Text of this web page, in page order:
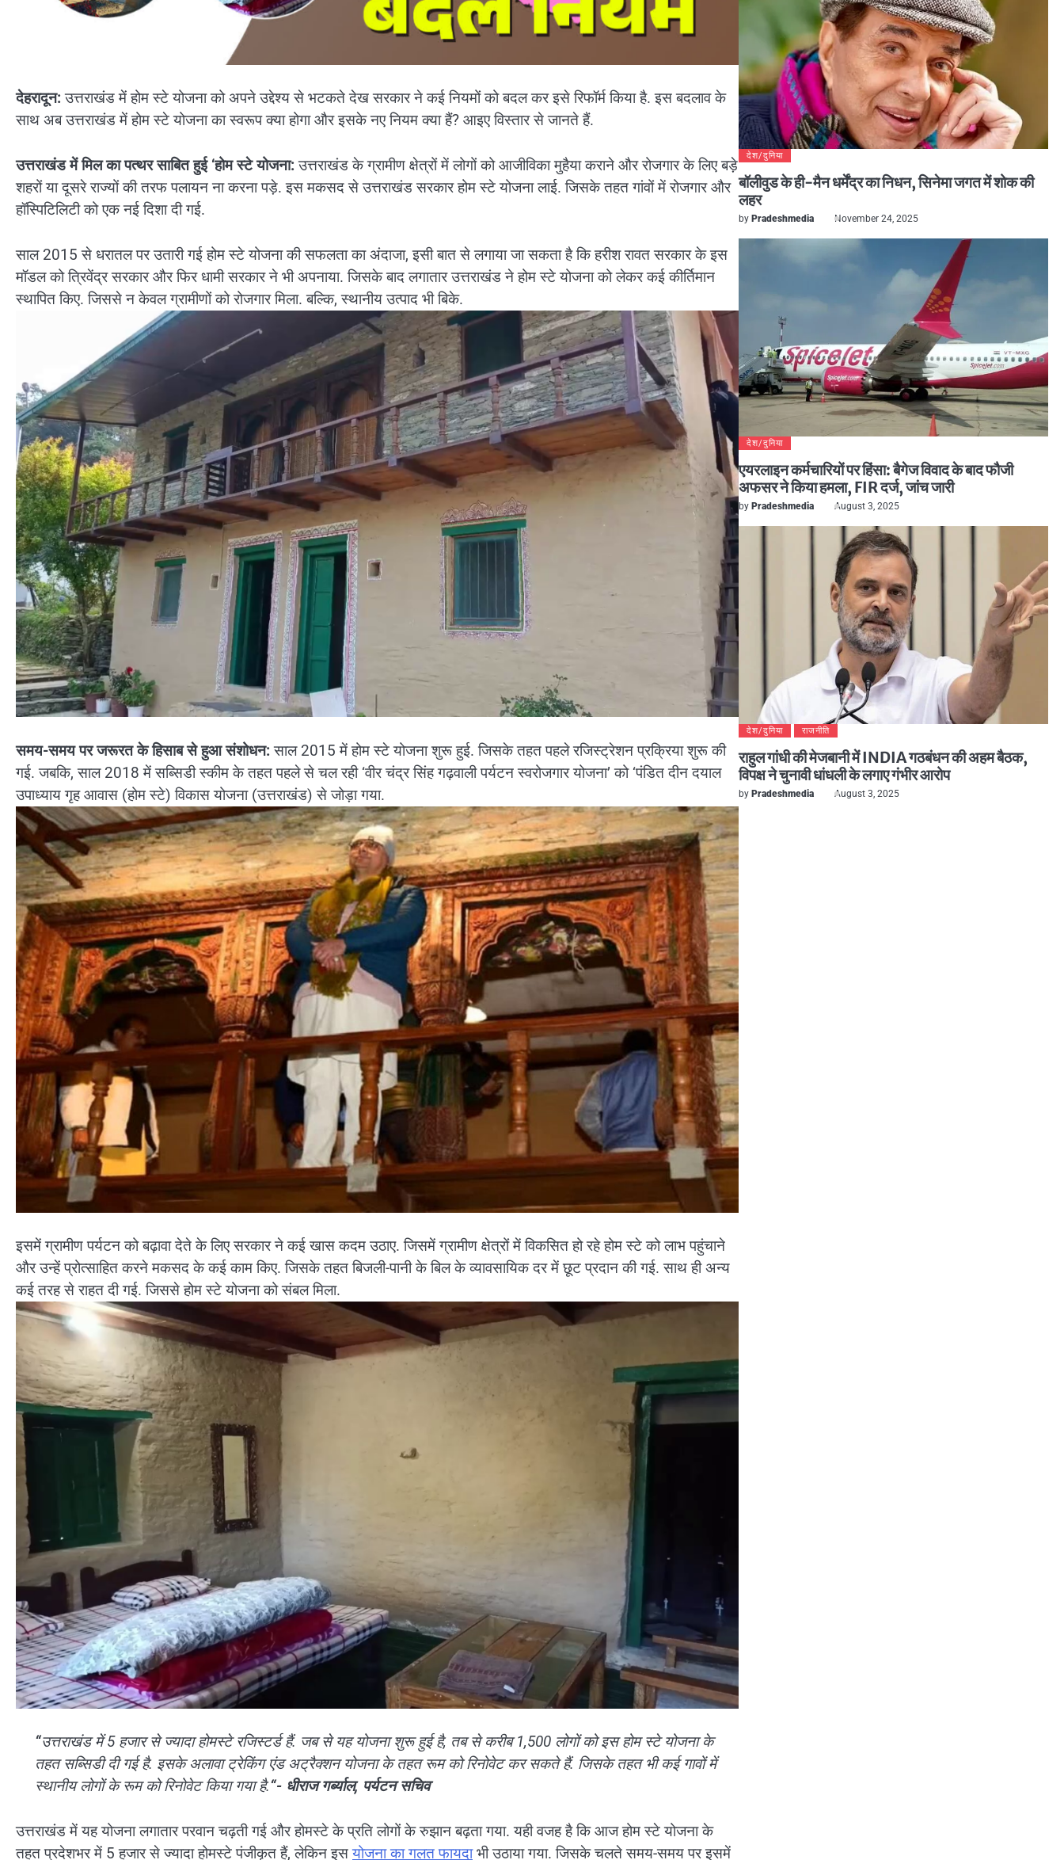
देहरादून:उत्तराखंड में होम स्टे योजना को अपने उद्देश्य से भटकते देख सरकार ने कई नियमों को बदल कर इसे रिफॉर्म किया है. इस बदलाव के
साथ अब उत्तराखंड में होम स्टे योजना का स्वरूप क्या होगा और इसके नए नियम क्या हैं? आइए विस्तार से जानते हैं.
उत्तराखंड में मिल का पत्थर साबित हुई ‘होम स्टे योजना: उत्तराखंड के ग्रामीण क्षेत्रों में लोगों को आजीविका मुहैया कराने और रोजगार के लिए बड़े
शहरों या दूसरे राज्यों की तरफ पलायन ना करना पड़े. इस मकसद से उत्तराखंड सरकार होम स्टे योजना लाई. जिसके तहत गांवों में रोजगार और
हॉस्पिटिलिटी को एक नई दिशा दी गई.
साल 2015 से धरातल पर उतारी गई होम स्टे योजना की सफलता का अंदाजा, इसी बात से लगाया जा सकता है कि हरीश रावत सरकार के इस
मॉडल को त्रिवेंद्र सरकार और फिर धामी सरकार ने भी अपनाया. जिसके बाद लगातार उत्तराखंड ने होम स्टे योजना को लेकर कई कीर्तिमान
स्थापित किए. जिससे न केवल ग्रामीणों को रोजगार मिला. बल्कि, स्थानीय उत्पाद भी बिके.
समय-समय पर जरूरत के हिसाब से हुआ संशोधन:साल 2015 में होम स्टे योजना शुरू हुई. जिसके तहत पहले रजिस्ट्रेशन प्रक्रिया शुरू की
गई. जबकि, साल 2018 में सब्सिडी स्कीम के तहत पहले से चल रही ‘वीर चंद्र सिंह गढ़वाली पर्यटन स्वरोजगार योजना’ को ‘पंडित दीन दयाल
उपाध्याय गृह आवास (होम स्टे) विकास योजना (उत्तराखंड) से जोड़ा गया.
इसमें ग्रामीण पर्यटन को बढ़ावा देते के लिए सरकार ने कई खास कदम उठाए. जिसमें ग्रामीण क्षेत्रों में विकसित हो रहे होम स्टे को लाभ पहुंचाने
और उन्हें प्रोत्साहित करने मकसद के कई काम किए. जिसके तहत बिजली-पानी के बिल के व्यावसायिक दर में छूट प्रदान की गई. साथ ही अन्य
कई तरह से राहत दी गई. जिससे होम स्टे योजना को संबल मिला.
“उत्तराखंड में 5 हजार से ज्यादा होमस्टे रजिस्टर्ड हैं. जब से यह योजना शुरू हुई है, तब से करीब 1,500 लोगों को इस होम स्टे योजना के
तहत सब्सिडी दी गई है. इसके अलावा ट्रेकिंग एंड अट्रैक्शन योजना के तहत रूम को रिनोवेट कर सकते हैं. जिसके तहत भी कई गावों में
स्थानीय लोगों के रूम को रिनोवेट किया गया है.“- धीराज गर्ब्याल, पर्यटन सचिव
उत्तराखंड में यह योजना लगातार परवान चढ़ती गई और होमस्टे के प्रति लोगों के रुझान बढ़ता गया. यही वजह है कि आज होम स्टे योजना के
तहत प्रदेशभर में 5 हजार से ज्यादा होमस्टे पंजीकृत हैं, लेकिन इसयोजना का गलत फायदाभी उठाया गया. जिसके चलते समय-समय पर इसमें
देश/दुनिया
बॉलीवुड के ही-मैन धर्मेंद्र का निधन, सिनेमा जगत में शोक की
लहर
by Pradeshmedia November 24, 2025
देश/दुनिया
एयरलाइन कर्मचारियों पर हिंसा: बैगेज विवाद के बाद फौजी
अफसर ने किया हमला, FIR दर्ज, जांच जारी
by Pradeshmedia August 3, 2025
देश/दुनिया राजनीति
राहुल गांधी की मेजबानी में INDIA गठबंधन की अहम बैठक,
विपक्ष ने चुनावी धांधली के लगाए गंभीर आरोप
by Pradeshmedia August 3, 2025